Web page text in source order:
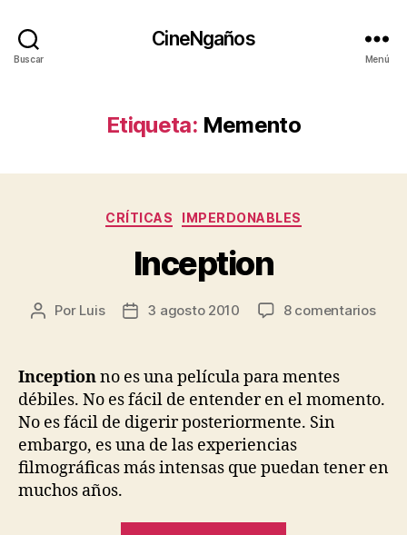
Buscar
CineNgaños
Menú
Etiqueta: Memento
Categorías
CRÍTICAS IMPERDONABLES
Inception
Autor
entrada
Por Luis
Fecha
entrada
3 agosto 2010 8 comentariosen
Inceptionno es una película para mentes
débiles. No es fácil de entender en el momento.
No es fácil de digerir posteriormente. Sin
embargo, es una de las experiencias
filmográficas más intensas que puedan tener en
muchos años.